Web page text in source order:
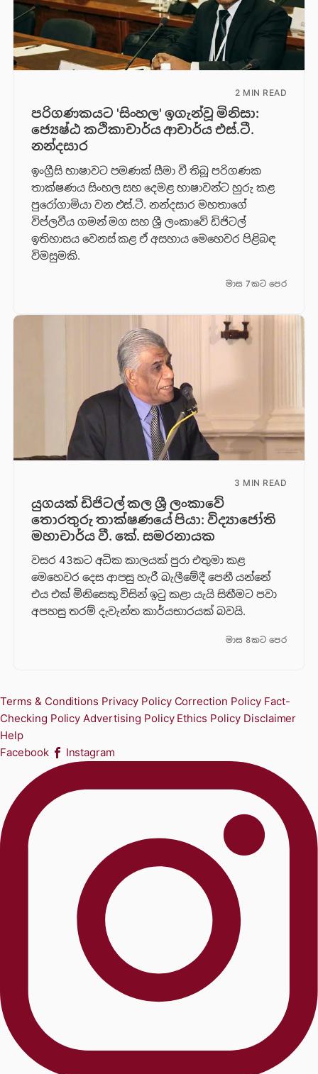
2 MIN READ
පරිගණකයට 'සිංහල' ඉගැන්වූ මිනිසා:
ජ්‍යෙෂ්ඨ කථිකාචාර්ය ආචාර්ය එස්.ටී.
නන්දසාර
ඉංග්‍රීසි භාෂාවට පමණක් සීමා වී තිබූ පරිගණක
තාක්ෂණය සිංහල සහ දෙමළ භාෂාවන්ට හුරු කළ
පුරෝගාමියා වන එස්.ටී. නන්දසාර මහතාගේ
විප්ලවීය ගමන් මග සහ ශ්‍රී ලංකාවේ ඩිජිටල්
ඉතිහාසය වෙනස් කළ ඒ අසහාය මෙහෙවර පිළිබඳ
විමසුමකි.
මාස 7කට පෙර
3 MIN READ
යුගයක් ඩිජිටල් කල ශ්‍රී ලංකාවේ
තොරතුරු තාක්ෂණයේ පියා: විද්‍යාජෝති
මහාචාර්ය වී. කේ. සමරනායක
වසර 43කට අධික කාලයක් පුරා එතුමා කළ
මෙහෙවර දෙස ආපසු හැරී බැලීමේදී පෙනී යන්නේ
එය එක් මිනිසෙකු විසින් ඉටු කළා යැයි සිතීමට පවා
අපහසු තරම් දැවැන්ත කාර්යභාරයක් බවයි.
මාස 8කට පෙර
Terms & Conditions Privacy Policy Correction Policy Fact-
Checking Policy Advertising Policy Ethics Policy Disclaimer
Help
Facebook
Instagram